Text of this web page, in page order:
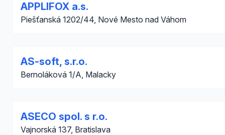
APPLIFOX a.s.
Piešťanská 1202/44, Nové Mesto nad Váhom
AS-soft, s.r.o.
Bernoláková 1/A, Malacky
ASECO spol. s r.o.
Vajnorská 137, Bratislava